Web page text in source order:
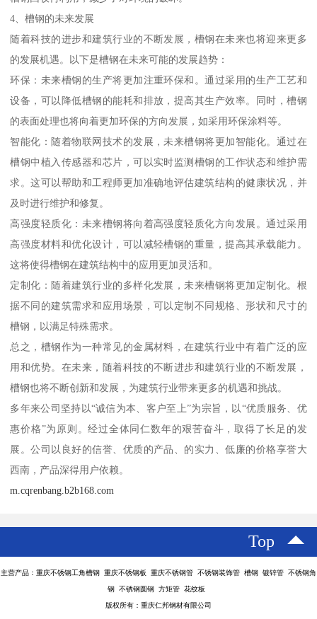
4、槽钢的未来发展
随着科技的进步和建筑行业的不断发展，槽钢在未来也将迎来更多
的发展机遇。以下是槽钢在未来可能的发展趋势：
环保：未来槽钢的生产将更加注重环保和。通过采用的生产工艺和
设备，可以降低槽钢的能耗和排放，提高其生产效率。同时，槽钢
的表面处理也将向着更加环保的方向发展，如采用环保涂料等。
智能化：随着物联网技术的发展，未来槽钢将更加智能化。通过在
槽钢中植入传感器和芯片，可以实时监测槽钢的工作状态和维护需
求。这可以帮助和工程师更加准确地评估建筑结构的健康状况，并
及时进行维护和修复。
高强度轻质化：未来槽钢将向着高强度轻质化方向发展。通过采用
高强度材料和优化设计，可以减轻槽钢的重量，提高其承载能力。
这将使得槽钢在建筑结构中的应用更加灵活和。
定制化：随着建筑行业的多样化发展，未来槽钢将更加定制化。根
据不同的建筑需求和应用场景，可以定制不同规格、形状和尺寸的
槽钢，以满足特殊需求。
总之，槽钢作为一种常见的金属材料，在建筑行业中有着广泛的应
用和优势。在未来，随着科技的不断进步和建筑行业的不断发展，
槽钢也将不断创新和发展，为建筑行业带来更多的机遇和挑战。
多年来公司坚持以“诚信为本、客户至上”为宗旨，以“优质服务、优
惠价格”为原则。经过全体同仁数年的艰苦奋斗，取得了长足的发
展。公司以良好的信誉、优质的产品、的实力、低廉的价格享誉大
西南，产品深得用户依赖。
m.cqrenbang.b2b168.com
Top
主营产品：重庆不锈钢工角槽钢 重庆不锈钢板 重庆不锈钢管 不锈钢装饰管 槽钢 镀锌管 不锈钢角
钢 不锈钢圆钢 方矩管 花纹板
版权所有：重庆仁邦钢材有限公司